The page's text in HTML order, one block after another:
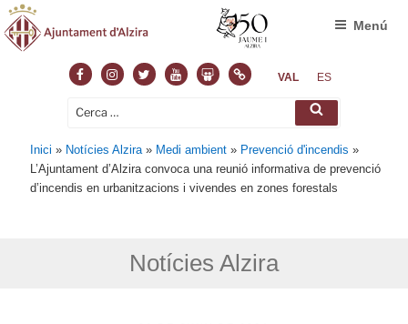
FacebookInstagram
TwitterYoutubeSlideshare
NormasVAL ES
Cerca: Cerca
Menú
Inici » Notícies Alzira » Medi ambient » Prevenció d'incendis »
L’Ajuntament d’Alzira convoca una reunió informativa de prevenció
d’incendis en urbanitzacions i vivendes en zones forestals
Notícies Alzira